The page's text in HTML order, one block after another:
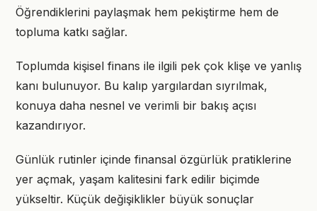
Öğrendiklerini paylaşmak hem pekiştirme hem de
topluma katkı sağlar.
Toplumda kişisel finans ile ilgili pek çok klişe ve yanlış
kanı bulunuyor. Bu kalıp yargılardan sıyrılmak,
konuya daha nesnel ve verimli bir bakış açısı
kazandırıyor.
Günlük rutinler içinde finansal özgürlük pratiklerine
yer açmak, yaşam kalitesini fark edilir biçimde
yükseltir. Küçük değişiklikler büyük sonuçlar